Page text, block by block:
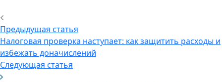
Предыдущая статья
Налоговая проверка наступает: как защитить расходы и
избежать доначислений
Следующая статья